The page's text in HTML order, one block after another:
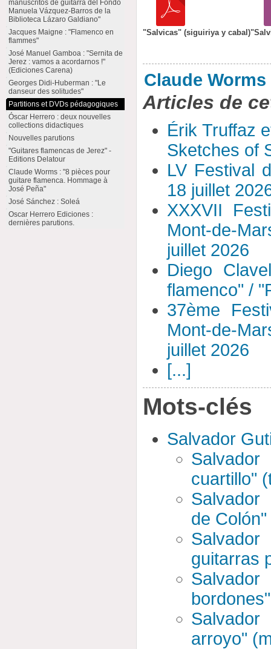
"Salvicas" (siguiriya y cabal)
Claude Worms
Articles de
Érik Truffaz
Sketches of
LV Festival
18 juillet
XXXVII
Mont-de-
juillet 2026
Diego
flamenco" /
37ème
Mont-de-
juillet 2026
[...]
Mots-clés
Salvador
cuartillo"
de
guitarras
arroyo"
manuscritos de guitarra del Fondo
Manuela Vázquez-Barros de la
Biblioteca Lázaro Galdiano"
Jacques Maigne : "Flamenco en
flammes"
José Manuel Gamboa : "Sernita de
Jerez : vamos a acordarnos !"
(Ediciones Carena)
Georges Didi-Huberman : "Le
danseur des solitudes"
Partitions et DVDs pédagogiques
Óscar Herrero : deux nouvelles
collections didactiques
Nouvelles parutions
"Guitares flamencas de Jerez" -
Editions Delatour
Claude Worms : "8 pièces pour
guitare flamenca. Hommage à
José Peña"
José Sánchez : Soleá
Oscar Herrero Ediciones :
dernières parutions.